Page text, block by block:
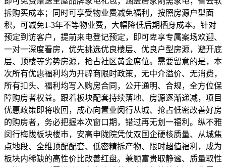
拆购买成本；同时可享受物业费减免福利，按照房源户型面
积，可减免1-3年不等物业费，大幅降低后期栖身成本。针对
预定到访客户，提前来电登记预定，即可卑享专属案场欢迎、
一对一深度看房，优先挑选优良楼层、优良户型房源，避开底
层、顶楼等劣势房源，抢占社区黄金席位。需要留意的是，本
次所有优惠福利均为开辟商限时政策，无中介溢价、无消费，
所有扣头、福利均写入购房合同，公开通明、合规，全方位保
障购房者权益。跟着板块配套持续落地、房源逐渐递减，项目
优惠政策即将收回，成心向置业闵行从城、抢占低密改善好房
的购房者，务必把握本次窗口期，错过再无划一福利。纵不雅
闵行梅陇板块楼市，安高申陇院凭仗双国企硬核质量、从城焦
点地段、全维顶配配套、低密精拆产物、限时超值福利，成为
板块内稀缺的高性价比改善红盘。兼顾富贵取静谧、质量取性